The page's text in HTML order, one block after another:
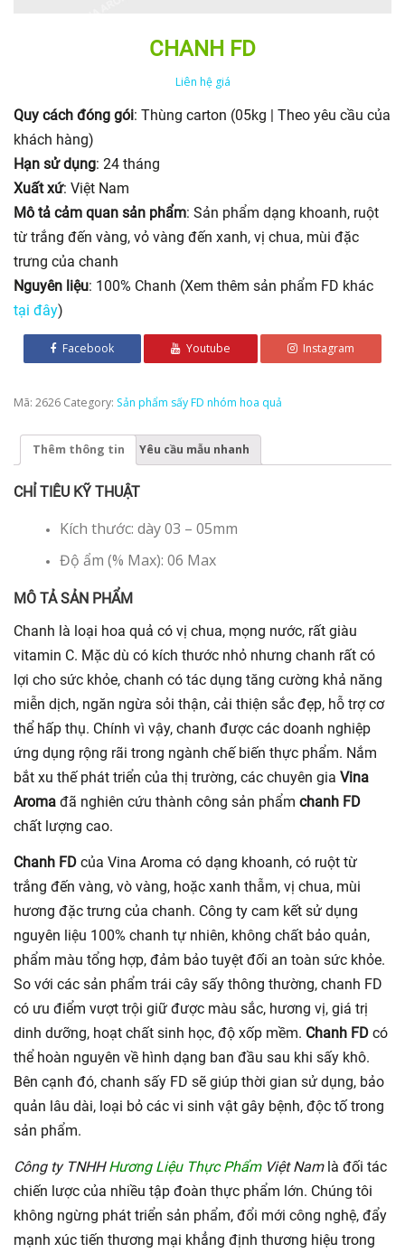
CHANH FD
Liên hệ giá
Quy cách đóng gói: Thùng carton (05kg | Theo yêu cầu của
khách hàng)
Hạn sử dụng: 24 tháng
Xuất xứ: Việt Nam
Mô tả cảm quan sản phẩm: Sản phẩm dạng khoanh, ruột
từ trắng đến vàng, vỏ vàng đến xanh, vị chua, mùi đặc
trưng của chanh
Nguyên liệu: 100% Chanh (Xem thêm sản phẩm FD khác
tại đây)
Facebook Youtube Instagram
Mã: 2626 Category: Sản phẩm sấy FD nhóm hoa quả
Thêm thông tin Yêu cầu mẫu nhanh
CHỈ TIÊU KỸ THUẬT
Kích thước: dày 03 – 05mm
Độ ẩm (% Max): 06 Max
MÔ TẢ SẢN PHẨM
Chanh là loại hoa quả có vị chua, mọng nước, rất giàu
vitamin C. Mặc dù có kích thước nhỏ nhưng chanh rất có
lợi cho sức khỏe, chanh có tác dụng tăng cường khả năng
miễn dịch, ngăn ngừa sỏi thận, cải thiện sắc đẹp, hỗ trợ cơ
thể hấp thụ. Chính vì vậy, chanh được các doanh nghiệp
ứng dụng rộng rãi trong ngành chế biến thực phẩm. Nắm
bắt xu thế phát triển của thị trường, các chuyên gia Vina
Aroma đã nghiên cứu thành công sản phẩm chanh FD
chất lượng cao.
Chanh FD của Vina Aroma có dạng khoanh, có ruột từ
trắng đến vàng, vò vàng, hoặc xanh thẫm, vị chua, mùi
hương đặc trưng của chanh. Công ty cam kết sử dụng
nguyên liệu 100% chanh tự nhiên, không chất bảo quản,
phẩm màu tổng hợp, đảm bảo tuyệt đối an toàn sức khỏe.
So với các sản phẩm trái cây sấy thông thường, chanh FD
có ưu điểm vượt trội giữ được màu sắc, hương vị, giá trị
dinh dưỡng, hoạt chất sinh học, độ xốp mềm. Chanh FD có
thể hoàn nguyên về hình dạng ban đầu sau khi sấy khô.
Bên cạnh đó, chanh sấy FD sẽ giúp thời gian sử dụng, bảo
quản lâu dài, loại bỏ các vi sinh vật gây bệnh, độc tố trong
sản phẩm.
Công ty TNHHHương Liệu Thực PhẩmViệt Namlà đối tác
chiến lược của nhiều tập đoàn thực phẩm lớn. Chúng tôi
không ngừng phát triển sản phẩm, đổi mới công nghệ, đẩy
mạnh xúc tiến thương mại khẳng định thương hiệu trong